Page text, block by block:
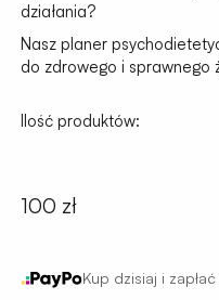
działania?
Nasz planer
do zdrowego i sprawnego
Ilość produktów:
100 zł
Kup dzisiaj i